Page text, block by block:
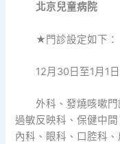
北京兒童病院
★門診設定如下：
12月30日至1月1
外科、發燒咳嗽
過敏反映科、保健中
內科、眼科、口腔科